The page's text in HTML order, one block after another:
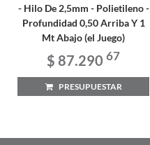
- Hilo De 2,5mm - Polietileno -
Profundidad 0,50 Arriba Y 1
Mt Abajo (el Juego)
$ 87.290 67
PRESUPUESTAR